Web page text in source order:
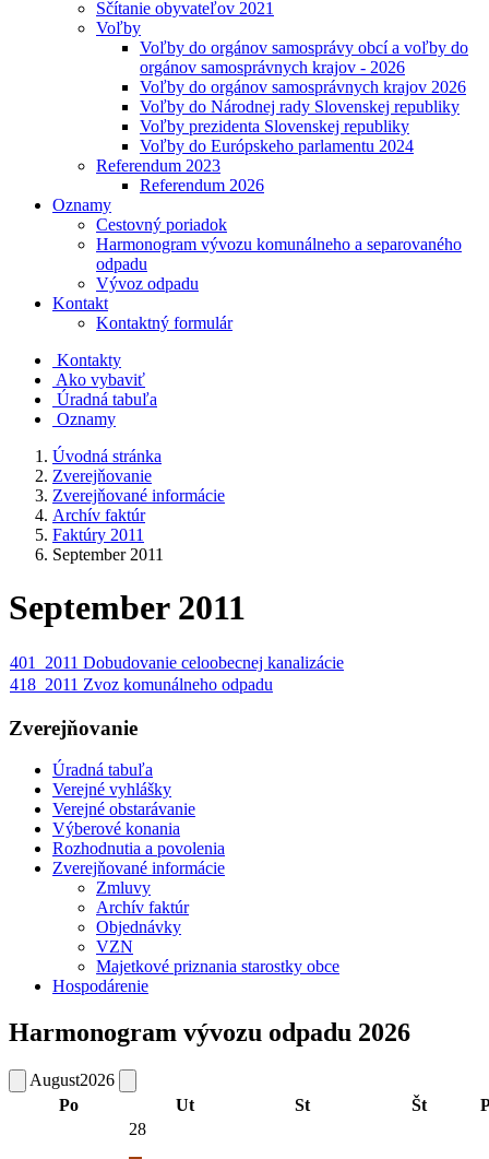
Sčítanie obyvateľov 2021
Voľby
Voľby do orgánov samosprávy obcí a voľby do
orgánov samosprávnych krajov - 2026
Voľby do orgánov samosprávnych krajov 2026
Voľby do Národnej rady Slovenskej republiky
Voľby prezidenta Slovenskej republiky
Voľby do Európskeho parlamentu 2024
Referendum 2023
Referendum 2026
Oznamy
Cestovný poriadok
Harmonogram vývozu komunálneho a separovaného
odpadu
Vývoz odpadu
Kontakt
Kontaktný formulár
Kontakty
Ako vybaviť
Úradná tabuľa
Oznamy
Úvodná stránka
Zverejňovanie
Zverejňované informácie
Archív faktúr
Faktúry 2011
September 2011
September 2011
401_2011 Dobudovanie celoobecnej kanalizácie
418_2011 Zvoz komunálneho odpadu
Zverejňovanie
Úradná tabuľa
Verejné vyhlášky
Verejné obstarávanie
Výberové konania
Rozhodnutia a povolenia
Zverejňované informácie
Zmluvy
Archív faktúr
Objednávky
VZN
Majetkové priznania starostky obce
Hospodárenie
Harmonogram vývozu odpadu 2026
August2026
Po
Ut St Št
28